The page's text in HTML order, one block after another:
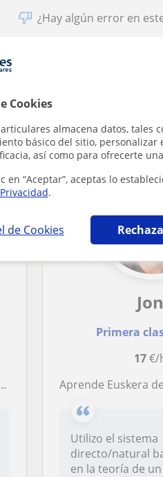
Cookies
almacena datos, tales
básico del sitio, personalizar
así como para ofrecerte
en “Aceptar”, aceptas lo
.
de Cookies
¿Hay algún error en
Tolosa que pueden
Jon
Primera
17€/
Aprende Euskera de manera fácil, amena, y con gran
Utilizo el sistema
directo/natural
en la teoría de